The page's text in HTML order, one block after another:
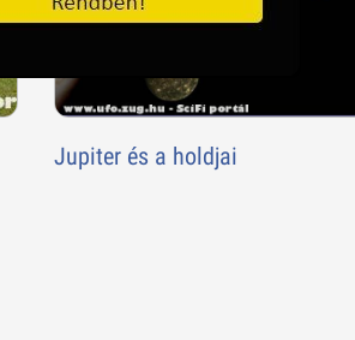
Jupiter és a holdjai